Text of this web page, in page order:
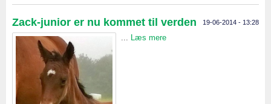
Zack-junior er nu kommet til verden 19-06-2014 - 13:28
Læs mere